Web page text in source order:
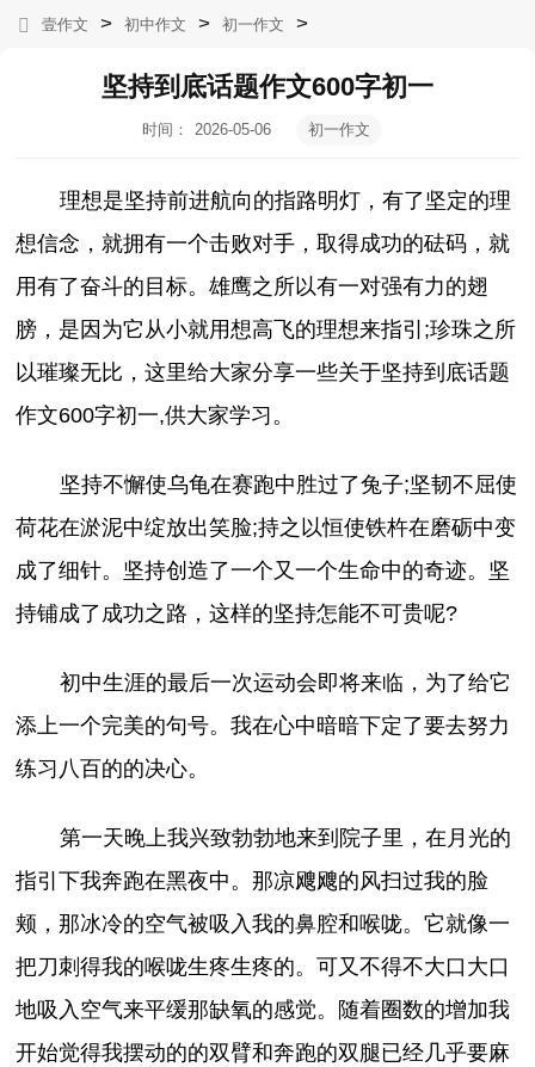
壹作文 > 初中作文 > 初一作文 >
坚持到底话题作文600字初一
时间：
2026-05-06
初一作文
理想是坚持前进航向的指路明灯，有了坚定的理
想信念，就拥有一个击败对手，取得成功的砝码，就
用有了奋斗的目标。雄鹰之所以有一对强有力的翅
膀，是因为它从小就用想高飞的理想来指引;珍珠之所
以璀璨无比，这里给大家分享一些关于坚持到底话题
作文600字初一,供大家学习。
坚持不懈使乌龟在赛跑中胜过了兔子;坚韧不屈使
荷花在淤泥中绽放出笑脸;持之以恒使铁杵在磨砺中变
成了细针。坚持创造了一个又一个生命中的奇迹。坚
持铺成了成功之路，这样的坚持怎能不可贵呢?
初中生涯的最后一次运动会即将来临，为了给它
添上一个完美的句号。我在心中暗暗下定了要去努力
练习八百的的决心。
第一天晚上我兴致勃勃地来到院子里，在月光的
指引下我奔跑在黑夜中。那凉飕飕的风扫过我的脸
颊，那冰冷的空气被吸入我的鼻腔和喉咙。它就像一
把刀刺得我的喉咙生疼生疼的。可又不得不大口大口
地吸入空气来平缓那缺氧的感觉。随着圈数的增加我
开始觉得我摆动的的双臂和奔跑的双腿已经几乎要麻